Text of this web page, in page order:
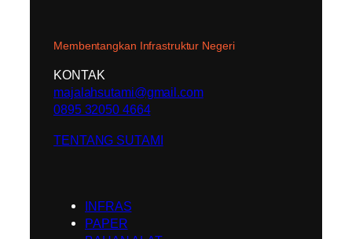
Membentangkan Infrastruktur Negeri
KONTAK
majalahsutami@gmail.com
0895 32050 4664
TENTANG SUTAMI
INFRAS
PAPER